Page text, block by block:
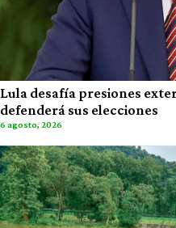
Lula desafía presiones
defenderá sus elecciones
6 agosto, 2026